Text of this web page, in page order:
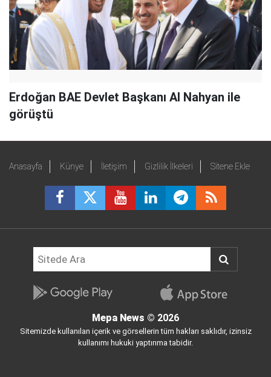
Erdoğan BAE Devlet Başkanı Al Nahyan ile
görüştü
Anasayfa Künye İletişim Gizlilik İlkeleri Sitene Ekle
Mepa News © 2026
Sitemizde kullanılan içerik ve görsellerin tüm hakları saklıdır, izinsiz
kullanımı hukuki yaptırıma tabidir.